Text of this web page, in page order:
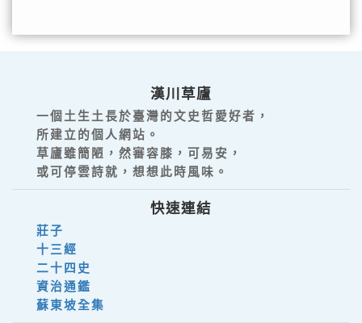
漢川草廬
一個土生土長於臺灣的文史哲愛好者，
所建立的個人網站。
草廬雖簡陋，然審容膝，可易安，
或可停雲詩就，想想此時風味。
快速連結
莊子
十三經
二十四史
資治通鑑
蘇東坡全集